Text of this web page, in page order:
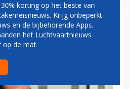
SCHOUDERS
korting op het beste van
Krijg onbeperkt
en de bijbehorende Apps.
het Luchtvaartnieuws
op de mat.